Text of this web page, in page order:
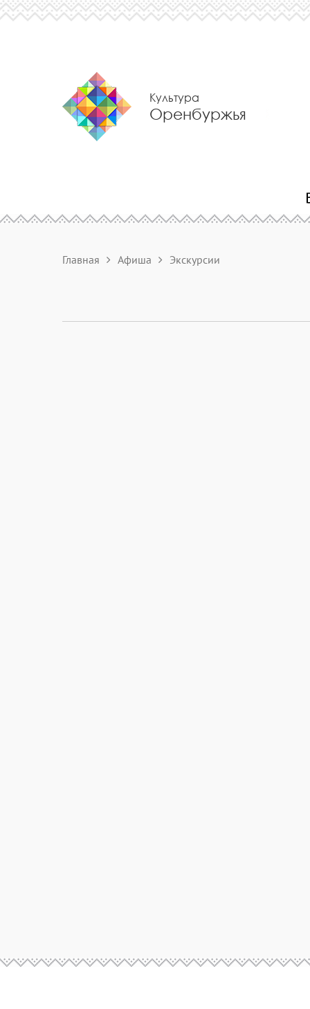
Культура
Оренбуржья
Главная Афиша Экскурсии